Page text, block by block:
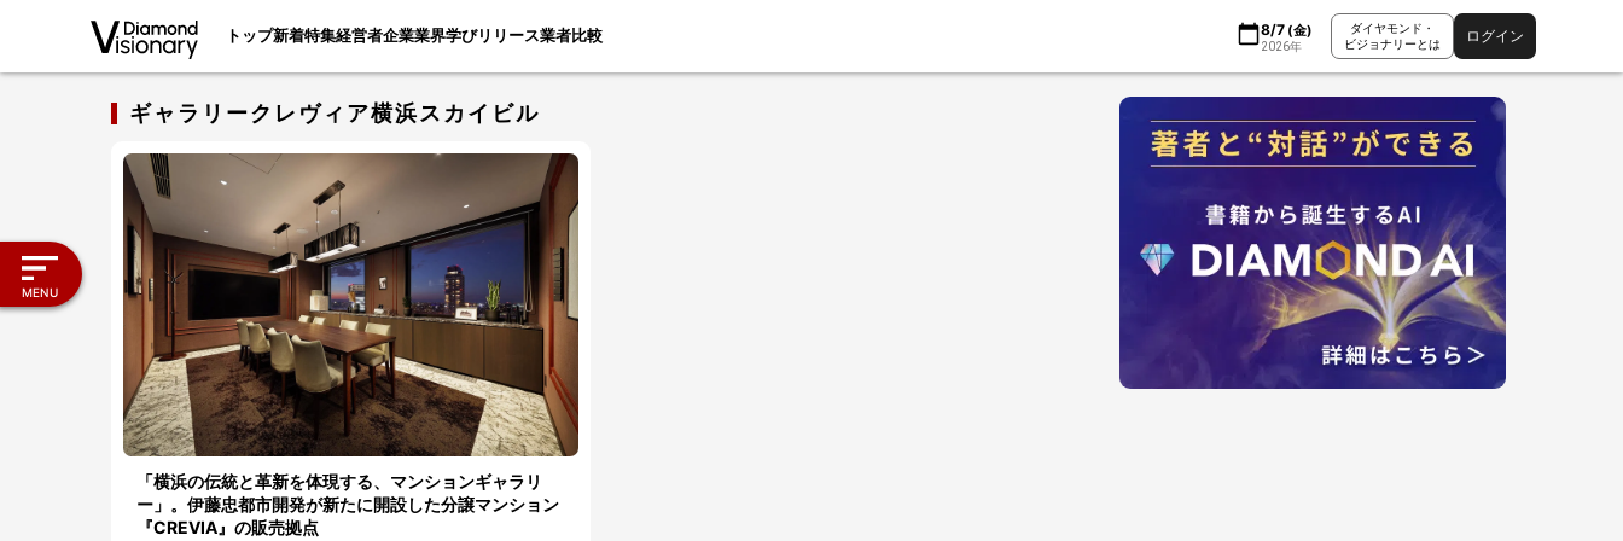
トップ新着特集経営者企業業界学びリリース業者比較 8/7 (金)
2026年
ダイヤモンド・
ビジョナリーとは
ログイン
MENU
ギャラリークレヴィア横浜スカイビル
「横浜の伝統と革新を体現する、マンションギャラリ
ー」。伊藤忠都市開発が新たに開設した分譲マンション
『CREVIA』の販売拠点